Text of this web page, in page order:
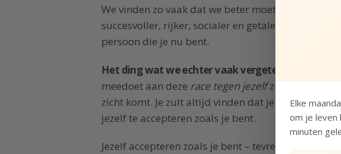
We vinden zo vaak dat we beter moeten zijn.
succesvoller, rijker, socialer en getalenteerder.
persoon die je nu bent.
Het ding wat we echter vaak vergeten is dat dit
meedoet aan deze race tegen jezelfzul je merken
zicht komt. Je zult altijd vinden dat je niet goed
jezelf te accepteren zoals je bent.
Jezelf accepteren zoals je bent – tevreden zijn met
Elke
om je leven
minuten